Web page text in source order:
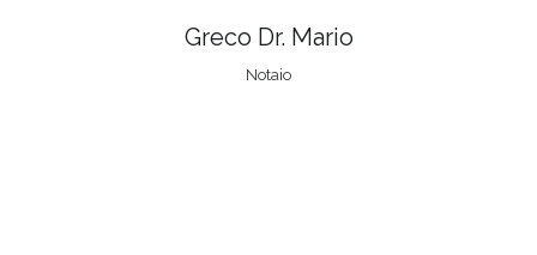
Greco Dr. Mario
Notaio